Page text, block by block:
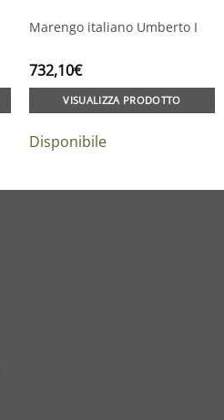
Marengo italiano Umberto I
732,10€
VISUALIZZA PRODOTTO
Disponibile